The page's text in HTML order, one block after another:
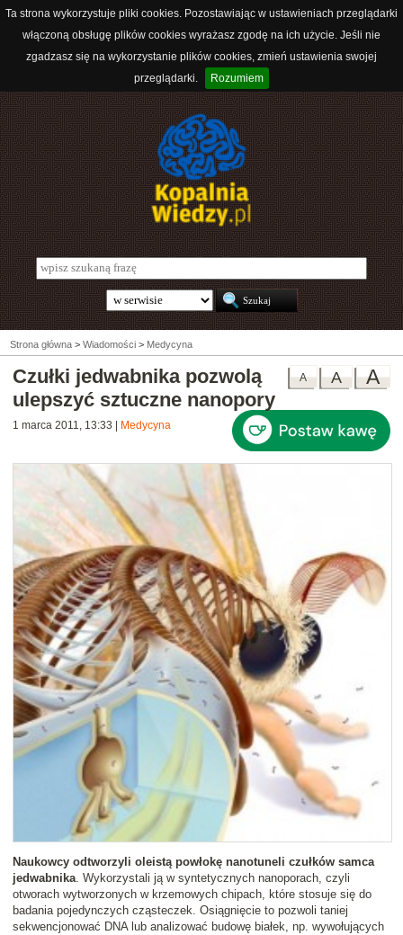
Ta strona wykorzystuje pliki cookies. Pozostawiając w ustawieniach przeglądarki
włączoną obsługę plików cookies wyrażasz zgodę na ich użycie. Jeśli nie
zgadzasz się na wykorzystanie plików cookies, zmień ustawienia swojej
przeglądarki.
Rozumiem
Strona główna > Wiadomości > Medycyna
A
A
A
Czułki jedwabnika pozwolą
ulepszyć sztuczne nanopory
1 marca 2011, 13:33 Medycyna
Naukowcy odtworzyli oleistą powłokę nanotuneli czułków samca
jedwabnika. Wykorzystali ją w syntetycznych nanoporach, czyli
otworach wytworzonych w krzemowych chipach, które stosuje się do
badania pojedynczych cząsteczek. Osiągnięcie to pozwoli taniej
sekwencjonować DNA lub analizować budowę białek, np. wywołujących